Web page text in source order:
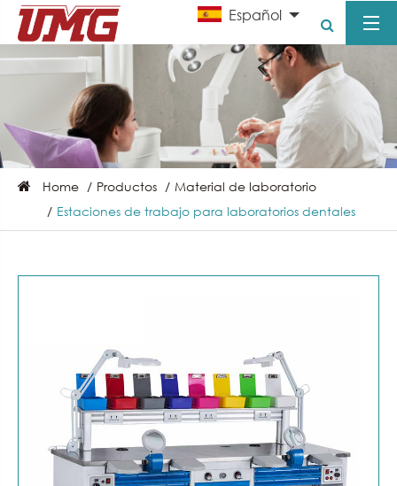
Español
Home Productos
Material de laboratorio
Estaciones de trabajo para laboratorios dentales